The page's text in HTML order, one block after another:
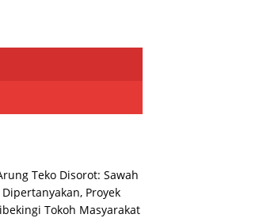
Teko Disorot: Sawah
Proyek
Tokoh Masyarakat